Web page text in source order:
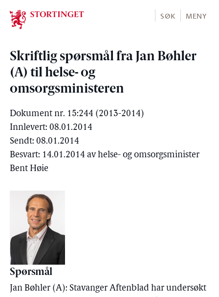
Stortinget.no
SØK MENY
Skriftlig spørsmål fra Jan Bøhler
(A) til helse- og
omsorgsministeren
Dokument nr. 15:244 (2013-2014)
Innlevert: 08.01.2014
Sendt: 08.01.2014
Besvart: 14.01.2014 av helse- og omsorgsminister
Bent Høie
Spørsmål
Jan Bøhler (A): Stavanger Aftenblad har undersøkt